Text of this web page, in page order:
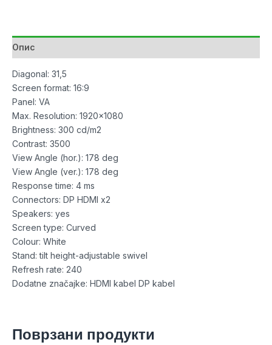
Опис
Diagonal: 31,5
Screen format: 16:9
Panel: VA
Max. Resolution: 1920×1080
Brightness: 300 cd/m2
Contrast: 3500
View Angle (hor.): 178 deg
View Angle (ver.): 178 deg
Response time: 4 ms
Connectors: DP HDMI x2
Speakers: yes
Screen type: Curved
Colour: White
Stand: tilt height-adjustable swivel
Refresh rate: 240
Dodatne značajke: HDMI kabel DP kabel
Поврзани продукти